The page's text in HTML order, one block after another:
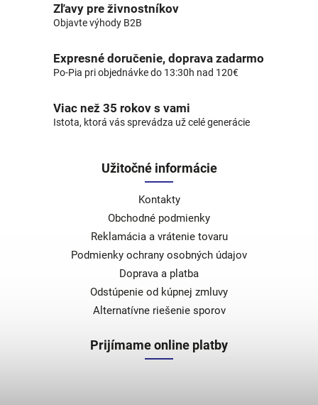
Zľavy pre živnostníkov
Objavte výhody B2B
Expresné doručenie, doprava zadarmo
Po-Pia pri objednávke do 13:30h nad 120€
Viac než 35 rokov s vami
Istota, ktorá vás sprevádza už celé generácie
Užitočné informácie
Kontakty
Obchodné podmienky
Reklamácia a vrátenie tovaru
Podmienky ochrany osobných údajov
Doprava a platba
Odstúpenie od kúpnej zmluvy
Alternatívne riešenie sporov
Prijímame online platby